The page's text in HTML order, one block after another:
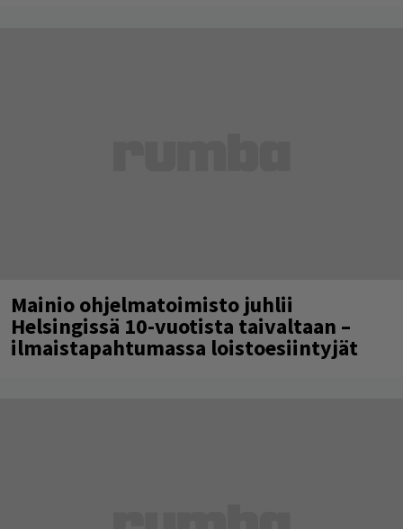
Mainio ohjelmatoimisto juhlii
Helsingissä 10-vuotista taivaltaan –
ilmaistapahtumassa loistoesiintyjät